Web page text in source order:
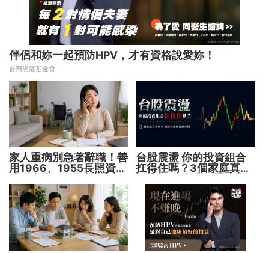
伴侶和妳一起預防HPV，才有資格說愛妳！
台灣癌症基金會
家人重病別急著辭職！善
用1966、1955長照資源
台股震盪 你的投資組合
扛得住嗎？3個家庭真實